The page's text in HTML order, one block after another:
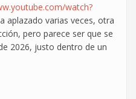
watch?
aplazado varias veces, otra
pero parece ser que se
2026, justo dentro de un